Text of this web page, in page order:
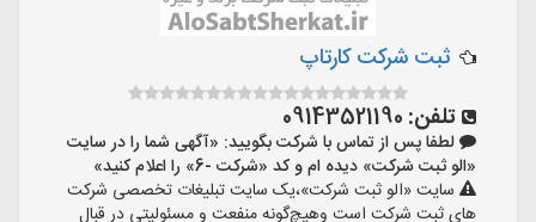
ثبت شرکت کارتاپ
تلفن: 09143521190
لطفا پس از تماس با شرکت بگویید: «آگهی شما را در سایت
«الو ثبت شرکت» دیده ام و کد «شرکت -6» را اعلام کنید»
سایت «الو ثبت شرکت»،یک سایت تبلیغات تخصصی شرکت
های ثبت شرکت است وهیچ‌گونه منفعت و مسئولیتی در قبال